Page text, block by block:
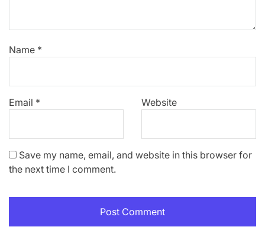
Name *
Email * Website
Save my name, email, and website in this browser for
the next time I comment.